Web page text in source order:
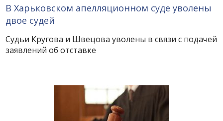
В Харьковском апелляционном суде уволены
двое судей
Судьи Кругова и Швецова уволены в связи с подачей
заявлений об отставке